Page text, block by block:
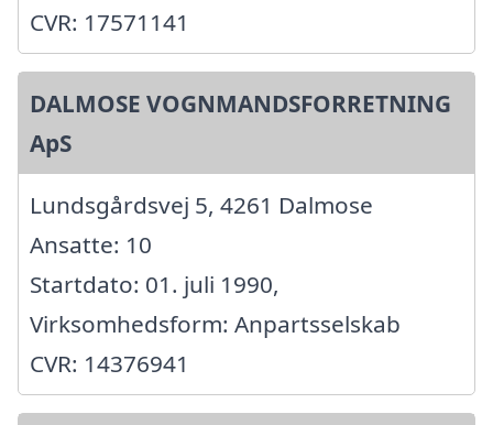
CVR: 17571141
DALMOSE VOGNMANDSFORRETNING
ApS
Lundsgårdsvej 5, 4261 Dalmose
Ansatte: 10
Startdato: 01. juli 1990,
Virksomhedsform: Anpartsselskab
CVR: 14376941